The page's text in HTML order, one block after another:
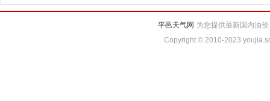
平邑天气网 为您提供最新国内油
Copyright © 2010-2023